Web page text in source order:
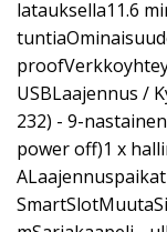
latauksella11.6
USBLaajennus /
232) - 9-
power off)1 x